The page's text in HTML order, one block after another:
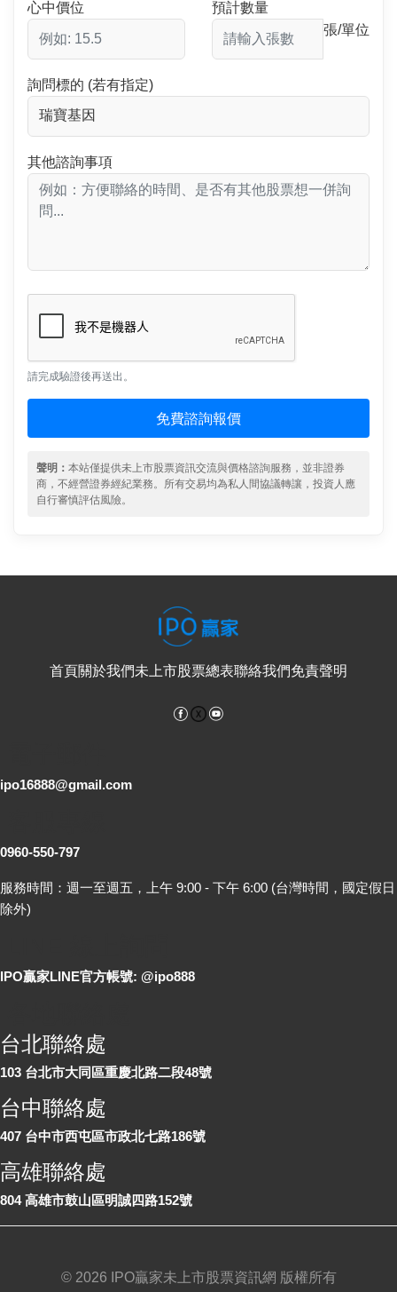
心中價位
預計數量
張/單位
詢問標的 (若有指定)
其他諮詢事項
請完成驗證後再送出。
免費諮詢報價
聲明： 本站僅提供未上市股票資訊交流與價格諮詢服務，並非證券
商，不經營證券經紀業務。所有交易均為私人間協議轉讓，投資人應
自行審慎評估風險。
首頁關於我們未上市股票總表聯絡我們免責聲明
Facebook
ipo16888@gmail.com
0960-550-797
服務時間：週一至週五，上午 9:00 - 下午 6:00 (台灣時間，國定假日
除外)
IPO贏家LINE官方帳號: @ipo888
台北聯絡處
103 台北市大同區重慶北路二段48號
台中聯絡處
407 台中市西屯區市政北七路186號
高雄聯絡處
804 高雄市鼓山區明誠四路152號
© 2026 IPO贏家未上市股票資訊網 版權所有